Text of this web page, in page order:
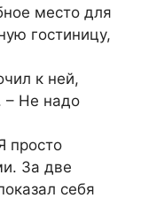
место для
гостиницу,
к ней,
– Не надо
просто
За две
себя